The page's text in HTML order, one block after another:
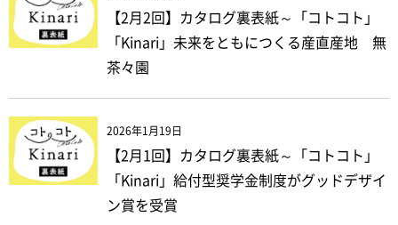
【2月2回】カタログ裏表紙～「コトコト」
「Kinari」未来をともにつくる産直産地 無
茶々園
2026年1月19日
【2月1回】カタログ裏表紙～「コトコト」
「Kinari」給付型奨学金制度がグッドデザイ
ン賞を受賞